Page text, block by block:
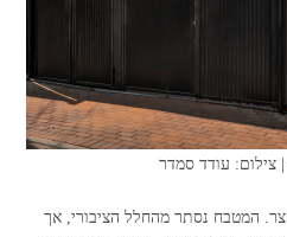
צילום: עודד סמדר
המטבח נסתר מהחלל הציבורי, אך